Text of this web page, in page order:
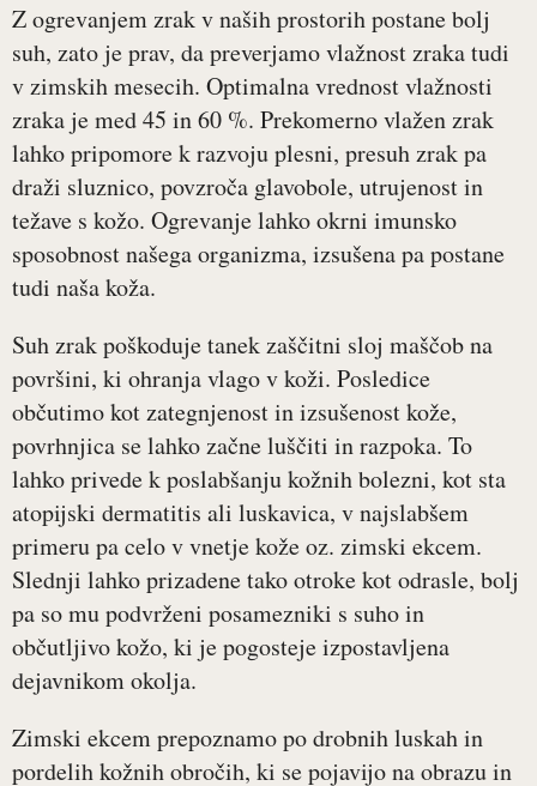
Z ogrevanjem zrak v naših prostorih postane bolj
suh, zato je prav, da preverjamo vlažnost zraka tudi
v zimskih mesecih. Optimalna vrednost vlažnosti
zraka je med 45 in 60 %. Prekomerno vlažen zrak
lahko pripomore k razvoju plesni, presuh zrak pa
draži sluznico, povzroča glavobole, utrujenost in
težave s kožo. Ogrevanje lahko okrni imunsko
sposobnost našega organizma, izsušena pa postane
tudi naša koža.
Suh zrak poškoduje tanek zaščitni sloj maščob na
površini, ki ohranja vlago v koži. Posledice
občutimo kot zategnjenost in izsušenost kože,
povrhnjica se lahko začne luščiti in razpoka. To
lahko privede k poslabšanju kožnih bolezni, kot sta
atopijski dermatitis ali luskavica, v najslabšem
primeru pa celo v vnetje kože oz. zimski ekcem.
Slednji lahko prizadene tako otroke kot odrasle, bolj
pa so mu podvrženi posamezniki s suho in
občutljivo kožo, ki je pogosteje izpostavljena
dejavnikom okolja.
Zimski ekcem prepoznamo po drobnih luskah in
pordelih kožnih obročih, ki se pojavijo na obrazu in